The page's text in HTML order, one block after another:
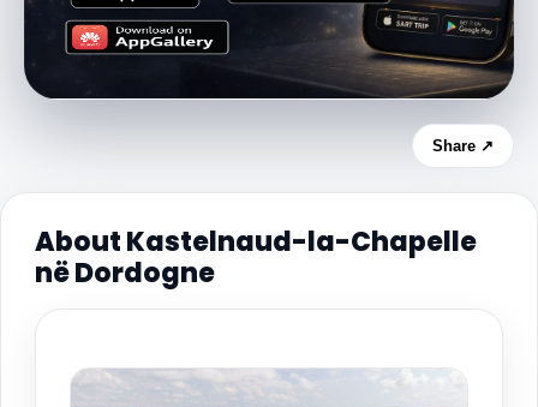
Share ↗
About Kastelnaud-la-Chapelle
në Dordogne